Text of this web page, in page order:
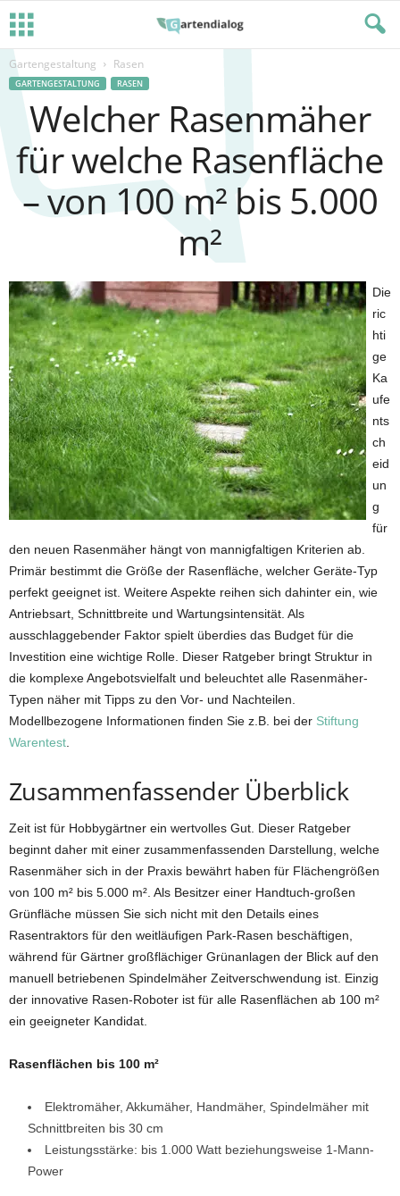
Gartengestaltung Rasen
GARTENGESTALTUNG RASEN
Welcher Rasenmäher
für welche Rasenfläche
– von 100 m² bis 5.000
m²
Die
ric
hti
ge
Ka
ufe
nts
ch
eid
un
g
für
den neuen Rasenmäher hängt von mannigfaltigen Kriterien ab.
Primär bestimmt die Größe der Rasenfläche, welcher Geräte-Typ
perfekt geeignet ist. Weitere Aspekte reihen sich dahinter ein, wie
Antriebsart, Schnittbreite und Wartungsintensität. Als
ausschlaggebender Faktor spielt überdies das Budget für die
Investition eine wichtige Rolle. Dieser Ratgeber bringt Struktur in
die komplexe Angebotsvielfalt und beleuchtet alle Rasenmäher-
Typen näher mit Tipps zu den Vor- und Nachteilen.
Modellbezogene Informationen finden Sie z.B. bei der Stiftung
Warentest
Zusammenfassender Überblick
Zeit ist für Hobbygärtner ein wertvolles Gut. Dieser Ratgeber
beginnt daher mit einer zusammenfassenden Darstellung, welche
Rasenmäher sich in der Praxis bewährt haben für Flächengrößen
von 100 m² bis 5.000 m². Als Besitzer einer Handtuch-großen
Grünfläche müssen Sie sich nicht mit den Details eines
Rasentraktors für den weitläufigen Park-Rasen beschäftigen,
während für Gärtner großflächiger Grünanlagen der Blick auf den
manuell betriebenen Spindelmäher Zeitverschwendung ist. Einzig
der innovative Rasen-Roboter ist für alle Rasenflächen ab 100 m²
ein geeigneter Kandidat.
Rasenflächen bis 100 m²
Elektromäher, Akkumäher, Handmäher, Spindelmäher mit
Schnittbreiten bis 30 cm
Leistungsstärke: bis 1.000 Watt beziehungsweise 1-Mann-
Power